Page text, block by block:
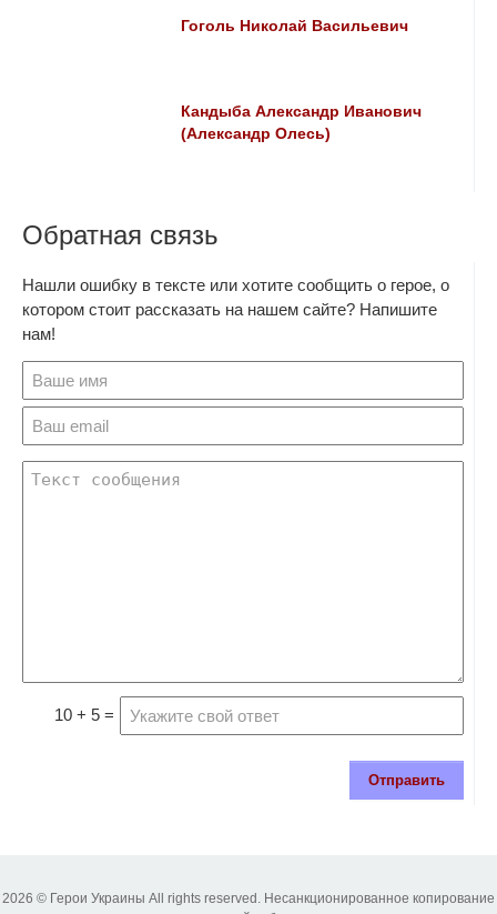
Гоголь Николай Васильевич
Кандыба Александр Иванович
(Александр Олесь)
Обратная связь
Нашли ошибку в тексте или хотите сообщить о герое, о
котором стоит рассказать на нашем сайте? Напишите
нам!
10 + 5 =
Отправить
2026 © Герои Украины All rights reserved. Несанкционированное копирование